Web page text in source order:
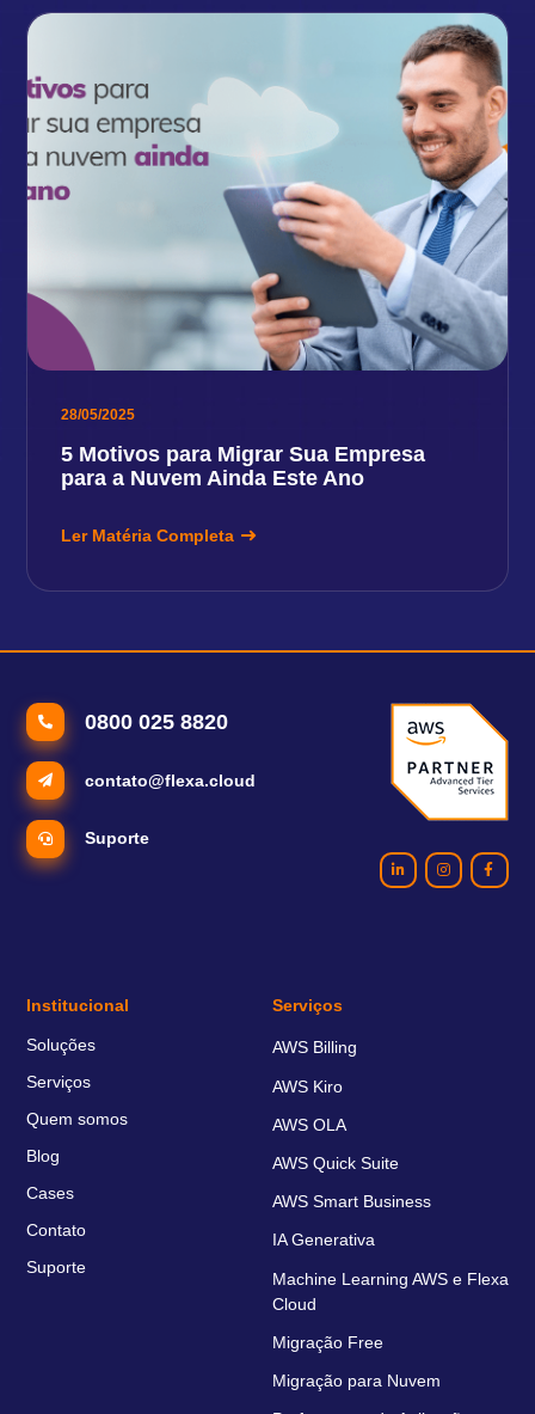
28/05/2025
5 Motivos para Migrar Sua Empresa
para a Nuvem Ainda Este Ano
Ler Matéria Completa
0800 025 8820
contato@flexa.cloud
Suporte
Institucional
Soluções
Serviços
Quem somos
Blog
Cases
Contato
Suporte
Serviços
AWS Billing
AWS Kiro
AWS OLA
AWS Quick Suite
AWS Smart Business
IA Generativa
Machine Learning AWS e Flexa
Cloud
Migração Free
Migração para Nuvem